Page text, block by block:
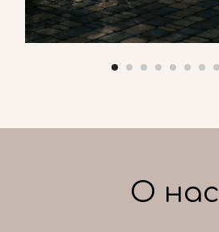
О нас